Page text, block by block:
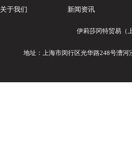
关于我们 新闻资讯
伊莉莎冈特贸易（
地址：上海市闵行区光华路248号漕